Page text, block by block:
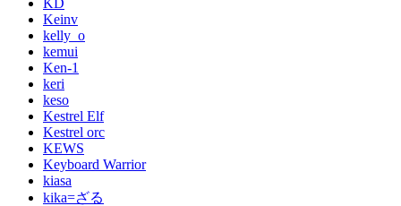
KD
Keinv
kelly_o
kemui
Ken-1
keri
keso
Kestrel Elf
Kestrel orc
KEWS
Keyboard Warrior
kiasa
kika=ざる